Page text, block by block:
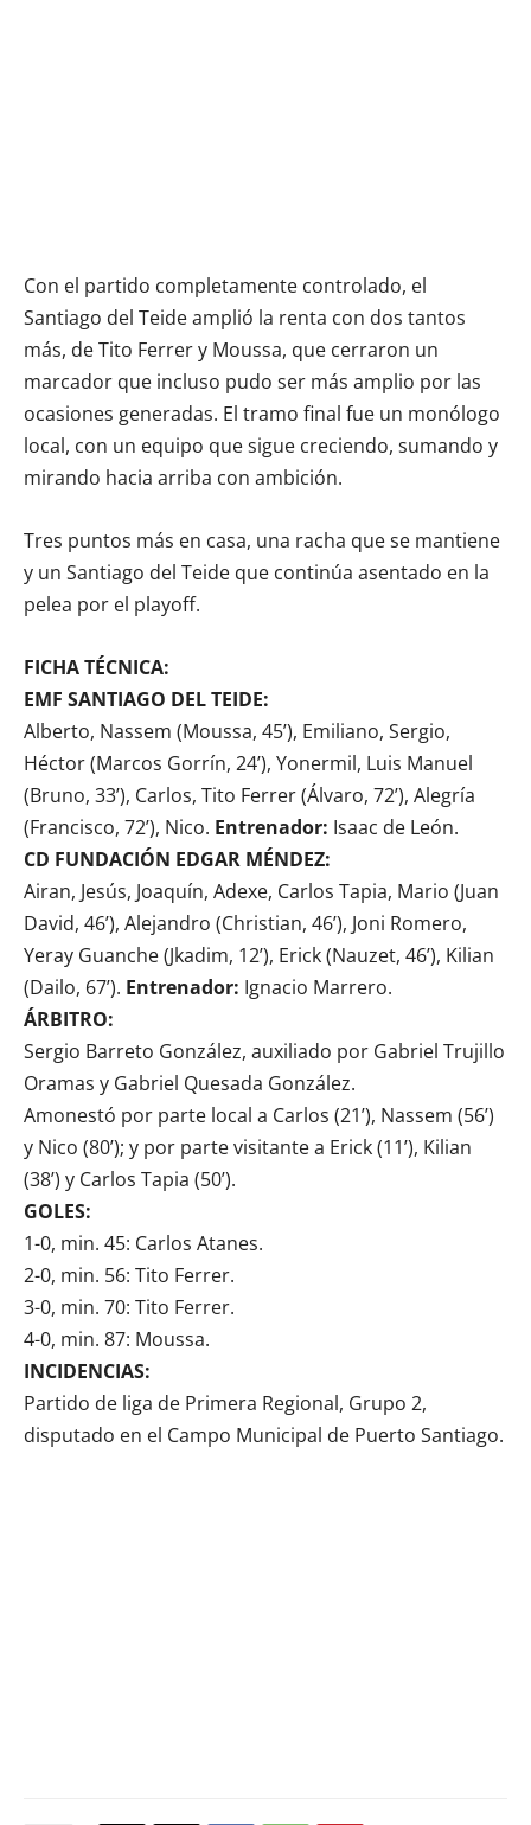
Con el partido completamente controlado, el
Santiago del Teide amplió la renta con dos tantos
más, de Tito Ferrer y Moussa, que cerraron un
marcador que incluso pudo ser más amplio por las
ocasiones generadas. El tramo final fue un monólogo
local, con un equipo que sigue creciendo, sumando y
mirando hacia arriba con ambición.
Tres puntos más en casa, una racha que se mantiene
y un Santiago del Teide que continúa asentado en la
pelea por el playoff.
FICHA TÉCNICA:
EMF SANTIAGO DEL TEIDE:
Alberto, Nassem (Moussa, 45’), Emiliano, Sergio,
Héctor (Marcos Gorrín, 24’), Yonermil, Luis Manuel
(Bruno, 33’), Carlos, Tito Ferrer (Álvaro, 72’), Alegría
(Francisco, 72’), Nico. Entrenador: Isaac de León.
CD FUNDACIÓN EDGAR MÉNDEZ:
Airan, Jesús, Joaquín, Adexe, Carlos Tapia, Mario (Juan
David, 46’), Alejandro (Christian, 46’), Joni Romero,
Yeray Guanche (Jkadim, 12’), Erick (Nauzet, 46’), Kilian
(Dailo, 67’). Entrenador: Ignacio Marrero.
ÁRBITRO:
Sergio Barreto González, auxiliado por Gabriel Trujillo
Oramas y Gabriel Quesada González.
Amonestó por parte local a Carlos (21’), Nassem (56’)
y Nico (80’); y por parte visitante a Erick (11’), Kilian
(38’) y Carlos Tapia (50’).
GOLES:
1-0, min. 45: Carlos Atanes.
2-0, min. 56: Tito Ferrer.
3-0, min. 70: Tito Ferrer.
4-0, min. 87: Moussa.
INCIDENCIAS:
Partido de liga de Primera Regional, Grupo 2,
disputado en el Campo Municipal de Puerto Santiago.